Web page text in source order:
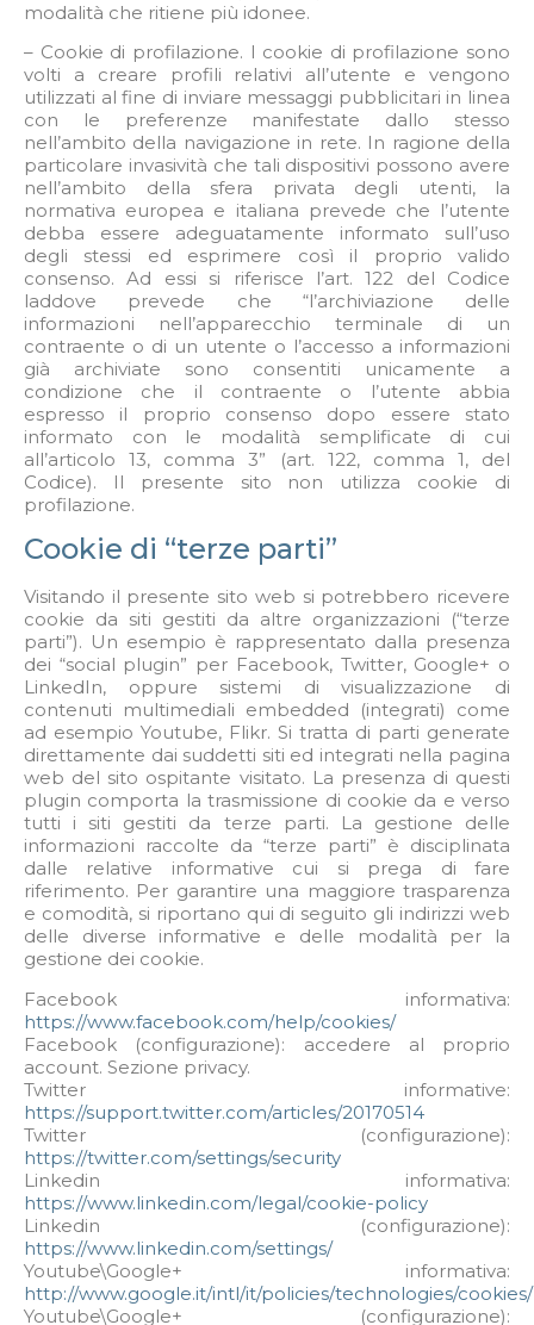
modalità che ritiene più idonee.
– Cookie di profilazione. I cookie di profilazione sono
volti a creare profili relativi all’utente e vengono
utilizzati al fine di inviare messaggi pubblicitari in linea
con le preferenze manifestate dallo stesso
nell’ambito della navigazione in rete. In ragione della
particolare invasività che tali dispositivi possono avere
nell’ambito della sfera privata degli utenti, la
normativa europea e italiana prevede che l’utente
debba essere adeguatamente informato sull’uso
degli stessi ed esprimere così il proprio valido
consenso. Ad essi si riferisce l’art. 122 del Codice
laddove prevede che “l’archiviazione delle
informazioni nell’apparecchio terminale di un
contraente o di un utente o l’accesso a informazioni
già archiviate sono consentiti unicamente a
condizione che il contraente o l’utente abbia
espresso il proprio consenso dopo essere stato
informato con le modalità semplificate di cui
all’articolo 13, comma 3” (art. 122, comma 1, del
Codice). Il presente sito non utilizza cookie di
profilazione.
Cookie di “terze parti”
Visitando il presente sito web si potrebbero ricevere
cookie da siti gestiti da altre organizzazioni (“terze
parti”). Un esempio è rappresentato dalla presenza
dei “social plugin” per Facebook, Twitter, Google+ o
LinkedIn, oppure sistemi di visualizzazione di
contenuti multimediali embedded (integrati) come
ad esempio Youtube, Flikr. Si tratta di parti generate
direttamente dai suddetti siti ed integrati nella pagina
web del sito ospitante visitato. La presenza di questi
plugin comporta la trasmissione di cookie da e verso
tutti i siti gestiti da terze parti. La gestione delle
informazioni raccolte da “terze parti” è disciplinata
dalle relative informative cui si prega di fare
riferimento. Per garantire una maggiore trasparenza
e comodità, si riportano qui di seguito gli indirizzi web
delle diverse informative e delle modalità per la
gestione dei cookie.
Facebook informativa:
https://www.facebook.com/help/cookies/
Facebook (configurazione): accedere al proprio
account. Sezione privacy.
Twitter informative:
https://support.twitter.com/articles/20170514
Twitter (configurazione):
https://twitter.com/settings/security
Linkedin informativa:
https://www.linkedin.com/legal/cookie-policy
Linkedin (configurazione):
https://www.linkedin.com/settings/
Youtube\Google+ informativa:
http://www.google.it/intl/it/policies/technologies/cookies/
Youtube\Google+ (configurazione):